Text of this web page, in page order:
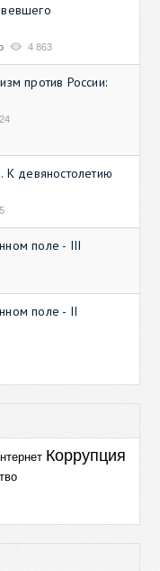
4 863
против России:
К девяностолетию
поле - III
поле - II
Коррупция